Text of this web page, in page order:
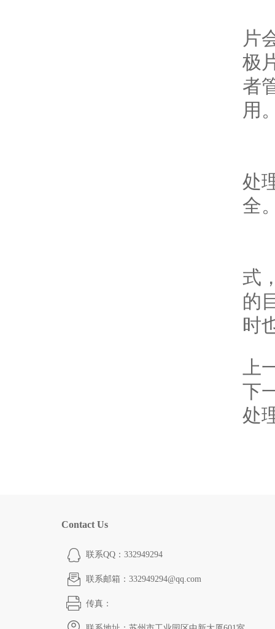
片
极
者
用
处
全
式
的
时
上
下
处
Contact Us
联系QQ：332949294
联系邮箱：332949294@qq.com
传真：